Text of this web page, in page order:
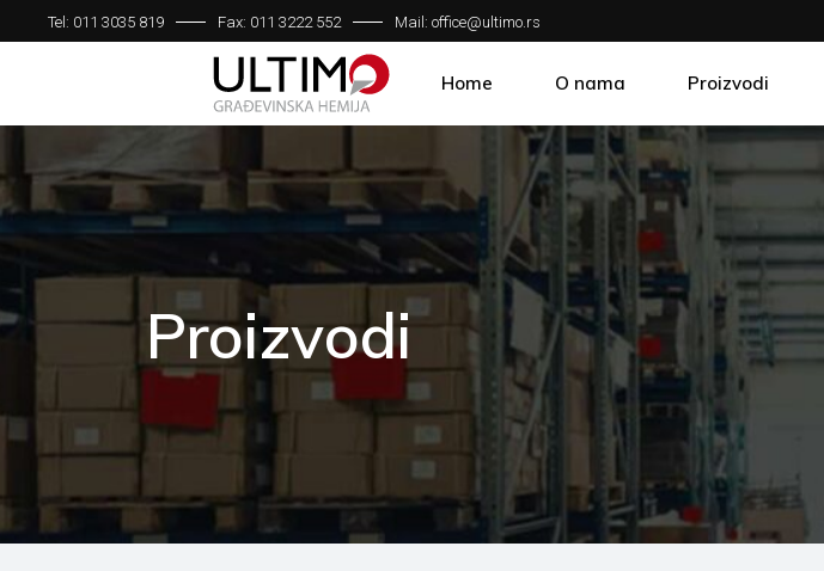
Tel: 011 3035 819 Fax: 011 3222 552 Mail: office@ultimo.rs
Home O nama Proizvodi
Proizvodi